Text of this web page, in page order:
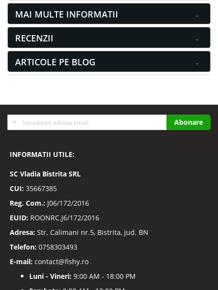
MAI MULTE INFORMATII
RECENZII
ARTICOLE PE BLOG
Inscrieti-
va
noastre
Abonare
INFORMATII UTILE:
SC Vladia Bistrita SRL
CUI: 35667385
Reg. Com.: J06/172/2016
EUID: ROONRC.J6/172/2016
Adresa: Str. Calimani nr.5, Bistrita, jud. BN
Telefon: 0758303493
E-mail: contact@fishy.ro
Luni - Vineri: 9:00 AM - 18:00 PM